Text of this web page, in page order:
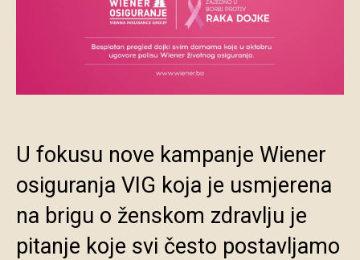
U fokusu nove kampanje Wiener
osiguranja VIG koja je usmjerena
na brigu o ženskom zdravlju je
pitanje koje svi često postavljamo